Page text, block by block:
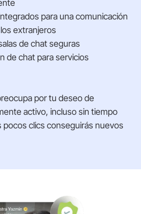
para una comunicación
extranjeros
de chat seguras
de chat para servicios
por tu deseo de
activo, incluso sin tiempo
pocos clics conseguirás nuevos